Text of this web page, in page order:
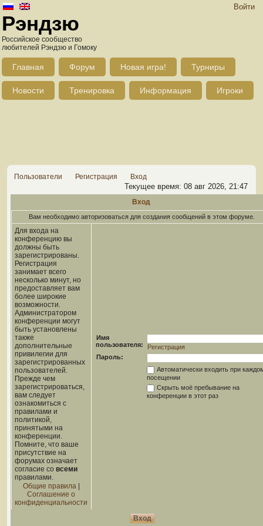
Войти
Рэндзю
Российское сообщество
любителей Рэндзю и Гомоку
Главная Форум Новая игра! Турниры
Новости Тренировка Информация Игроки
Пользователи Регистрация Вход
Текущее время: 08 авг 2026, 21:47
Вход
Вам необходимо авторизоваться для создания сообщений в этом форуме.
Для входа на
конференцию вы
должны быть
зарегистрированы.
Регистрация
занимает всего
несколько минут, но
предоставляет вам
более широкие
возможности.
Администратором
конференции могут
быть установлены
также
дополнительные
привилегии для
зарегистрированных
пользователей.
Прежде чем
зарегистрироваться,
вам следует
ознакомиться с
правилами и
политикой,
принятыми на
конференции.
Помните, что ваше
присутствие на
форумах означает
согласие со всеми
правилами.
Общие правила|
Соглашение о
конфиденциальности
Имя
пользователя:
Регистрация
Пароль:
Автоматически входить при
посещении
Скрыть моё пребывание на
конференции в этот раз